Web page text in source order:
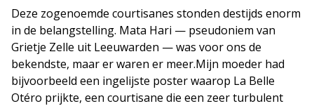
Deze zogenoemde courtisanes stonden destijds enorm
in de belangstelling. Mata Hari — pseudoniem van
Grietje Zelle uit Leeuwarden — was voor ons de
bekendste, maar er waren er meer.​Mijn moeder had
bijvoorbeeld een ingelijste poster waarop La Belle
Otéro prijkte, een courtisane die een zeer turbulent